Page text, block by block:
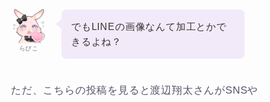
らびこ
でもLINEの画像なんて加工とかで
きるよね？
ただ、こちらの投稿を見ると渡辺翔太さんがSNSや